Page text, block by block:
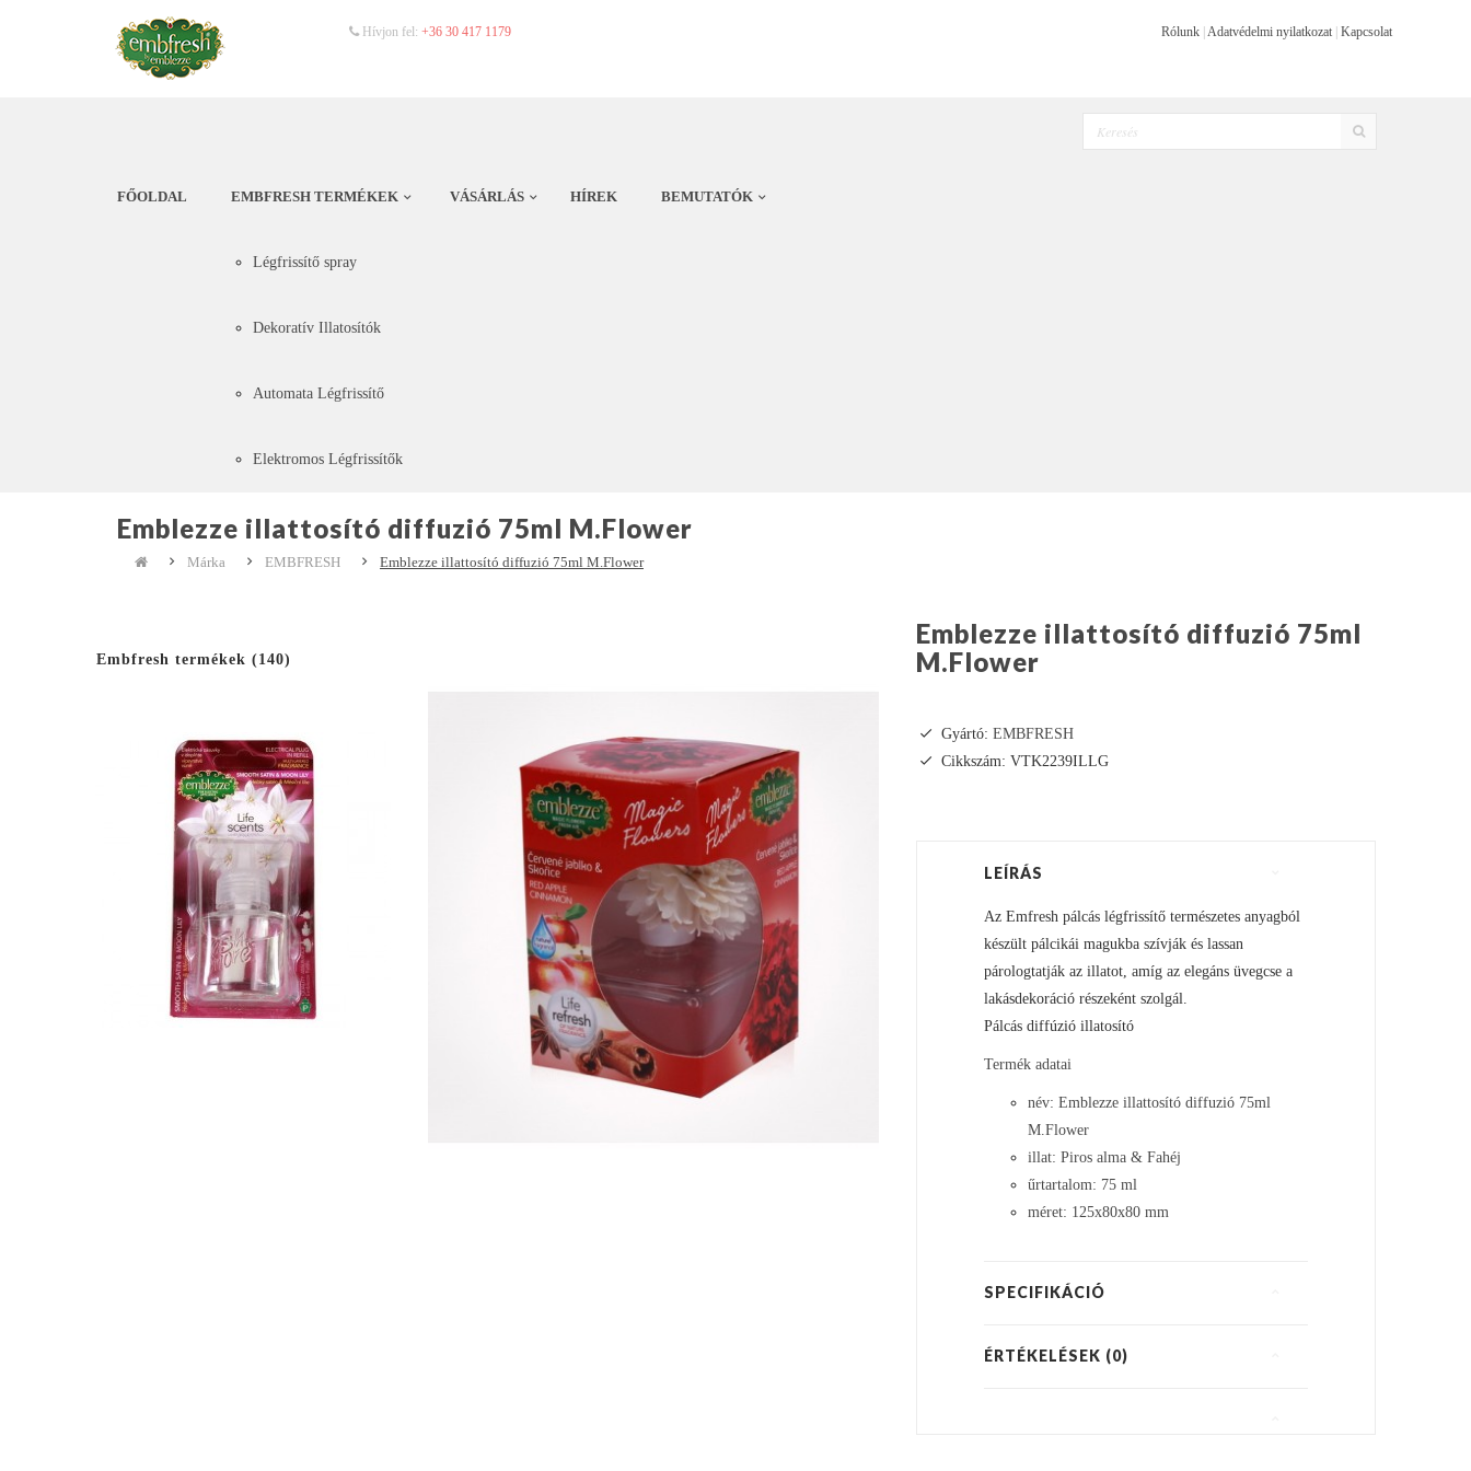
Hívjon fel: +36 30 417 1179 Rólunk Adatvédelmi nyilatkozat Kapcsolat
FŐOLDAL EMBFRESH TERMÉKEK
Légfrissítő spray
Dekoratív Illatosítók
Automata Légfrissítő
Elektromos Légfrissítők
VÁSÁRLÁS HÍREK BEMUTATÓK
Emblezze illattosító diffuzió 75ml M.Flower
Márka EMBFRESH Emblezze illattosító diffuzió 75ml M.Flower
Embfresh termékek (140)
Emblezze illattosító diffuzió 75ml
M.Flower
Gyártó: EMBFRESH
Cikkszám: VTK2239ILLG
LEÍRÁS
Az Emfresh pálcás légfrissítő természetes anyagból
készült pálcikái magukba szívják és lassan
párologtatják az illatot, amíg az elegáns üvegcse a
lakásdekoráció részeként szolgál.
Pálcás diffúzió illatosító
Termék adatai
név: Emblezze illattosító diffuzió 75ml
M.Flower
illat: Piros alma & Fahéj
űrtartalom: 75 ml
méret: 125x80x80 mm
SPECIFIKÁCIÓ
ÉRTÉKELÉSEK (0)